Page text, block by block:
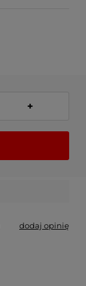
+
dodaj opinię